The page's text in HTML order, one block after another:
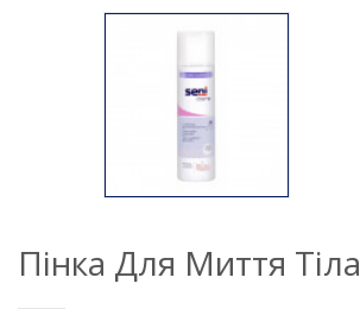
Пінка Для Миття Тіла